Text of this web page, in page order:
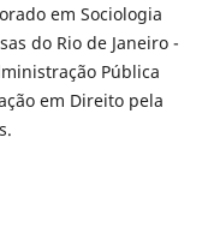
em Sociologia
do Rio de Janeiro -
Pública
em Direito pela